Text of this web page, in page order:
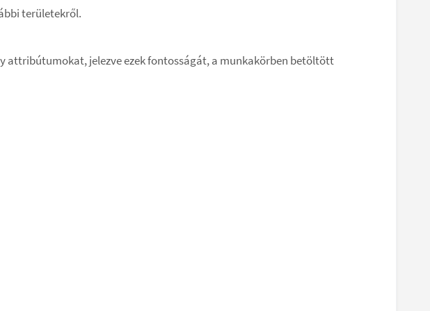
területekről.
attribútumokat, jelezve ezek fontosságát, a munkakörben betöltött